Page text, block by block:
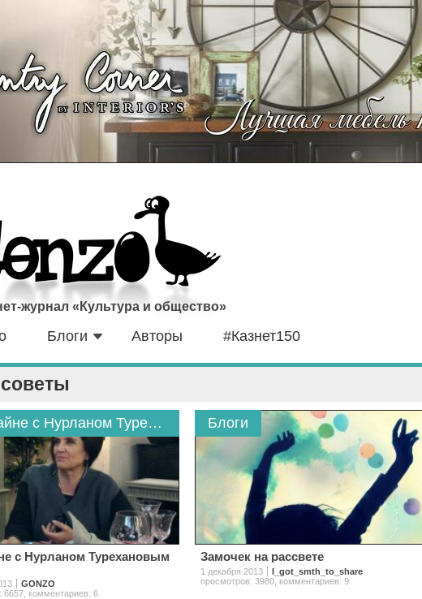
журнал «Культура и общество»
Блоги Авторы #Казнет150
О дизайне с Нурланом Турехановым
с Нурланом Турехановым
GONZO
6657 комментариев: 6
Блоги
Замочек на рассвете
1 декабря 2013
I_got_smth_to_share
просмотров: 3980 комментариев: 9